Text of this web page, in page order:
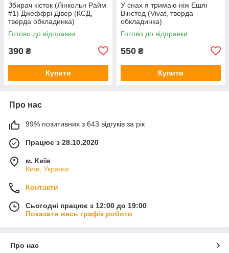
Збирач кісток (Лінкольн Райм
#1) Джеффрі Дівер (КСД,
тверда обкладинка)
Готово до відправки
390 ₴
Купити
У снах я тримаю ніж Ешлі
Вінстед (Vivat, тверда
обкладинка)
Готово до відправки
550 ₴
Купити
Про нас
99% позитивних з 643 відгуків за рік
Працює з 28.10.2020
м. Київ
Київ, Україна
Контакти
Сьогодні працює з 12:00 до 19:00
Показати весь графік роботи
Про нас